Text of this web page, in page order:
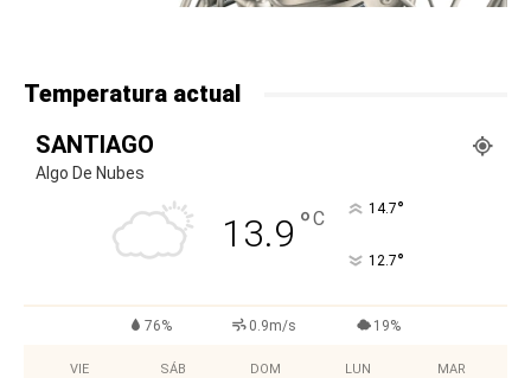
Temperatura actual
SANTIAGO
Algo De Nubes
13.9 °C 14.7°
12.7°
76% 0.9m/s 19%
VIE SÁB DOM LUN MAR